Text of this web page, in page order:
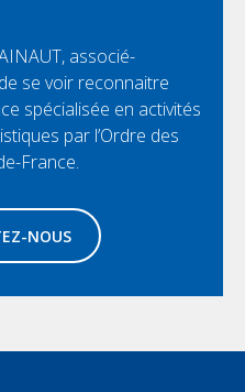
associé-
se voir reconnaitre
spécialisée en activités
par l’Ordre des
France.
NOUS